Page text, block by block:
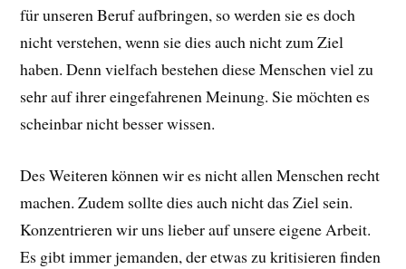
für unseren Beruf aufbringen, so werden sie es doch
nicht verstehen, wenn sie dies auch nicht zum Ziel
haben. Denn vielfach bestehen diese Menschen viel zu
sehr auf ihrer eingefahrenen Meinung. Sie möchten es
scheinbar nicht besser wissen.
Des Weiteren können wir es nicht allen Menschen recht
machen. Zudem sollte dies auch nicht das Ziel sein.
Konzentrieren wir uns lieber auf unsere eigene Arbeit.
Es gibt immer jemanden, der etwas zu kritisieren finden